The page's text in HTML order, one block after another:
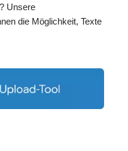
Unsere
die Möglichkeit, Texte